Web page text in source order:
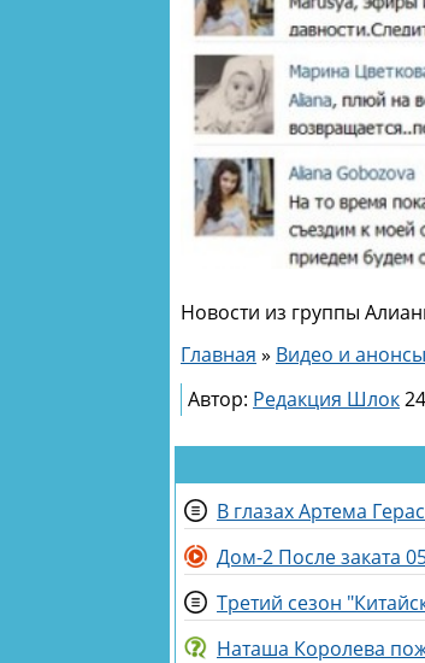
Новости из группы
Главная » Видео и анонсы
Автор: Редакция Шлок
В глазах Артема
Дом-2 После заката
Третий сезон
Наташа Королева